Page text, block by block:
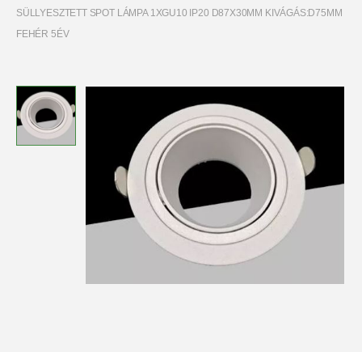
SÜLLYESZTETT SPOT LÁMPA 1XGU10 IP20 D87X30MM KIVÁGÁS:D75MM
FEHÉR 5ÉV